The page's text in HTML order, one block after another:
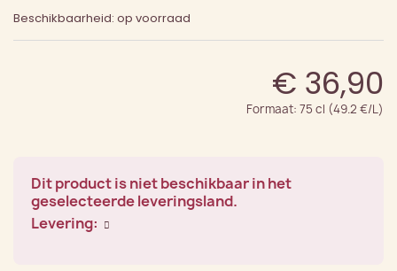
Beschikbaarheid: op voorraad
€ 36,90
Formaat: 75 cl (49.2 €/L)
Dit product is niet beschikbaar in het
geselecteerde leveringsland.
Levering: